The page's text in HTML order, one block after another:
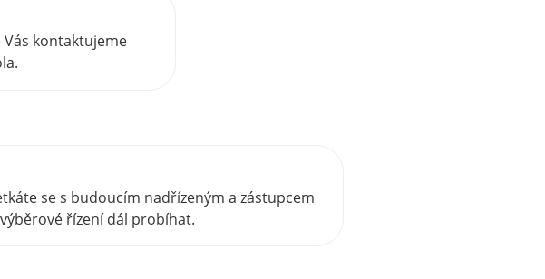
Vás kontaktujeme
se s budoucím nadřízeným a zástupcem
řízení dál probíhat.